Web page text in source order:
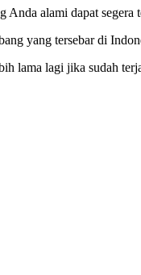
Anda alami dapat
yang tersebar di
lama lagi jika sudah